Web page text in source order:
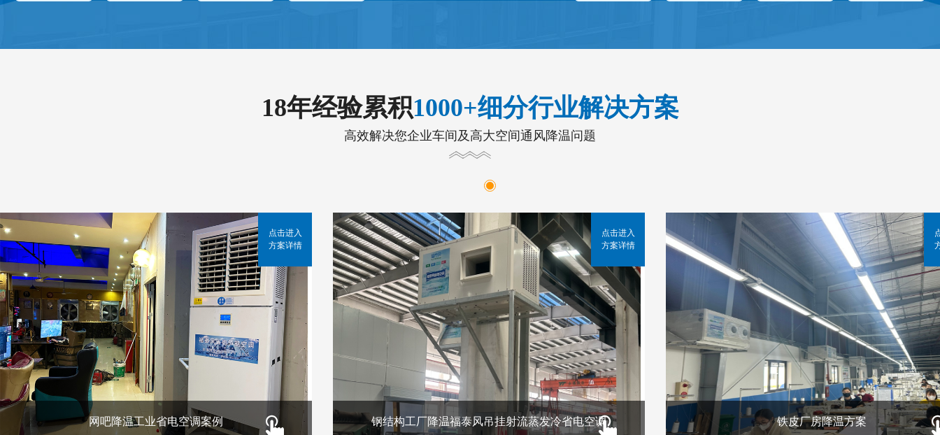
18年经验累积1000+细分行业解决方案
高效解决您企业车间及高大空间通风降温问题
网吧降温工业省电空调案例
点击进入
方案详情
钢结构工厂降温福泰风吊挂射流蒸发冷省电空调
点击进入
方案详情
铁皮厂房降温方案